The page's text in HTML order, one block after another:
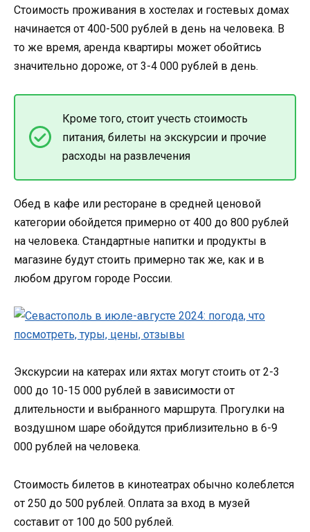
Стоимость проживания в хостелах и гостевых домах
начинается от 400-500 рублей в день на человека. В
то же время, аренда квартиры может обойтись
значительно дороже, от 3-4 000 рублей в день.
Кроме того, стоит учесть стоимость
питания, билеты на экскурсии и прочие
расходы на развлечения
Обед в кафе или ресторане в средней ценовой
категории обойдется примерно от 400 до 800 рублей
на человека. Стандартные напитки и продукты в
магазине будут стоить примерно так же, как и в
любом другом городе России.
Экскурсии на катерах или яхтах могут стоить от 2-3
000 до 10-15 000 рублей в зависимости от
длительности и выбранного маршрута. Прогулки на
воздушном шаре обойдутся приблизительно в 6-9
000 рублей на человека.
Стоимость билетов в кинотеатрах обычно колеблется
от 250 до 500 рублей. Оплата за вход в музей
составит от 100 до 500 рублей.